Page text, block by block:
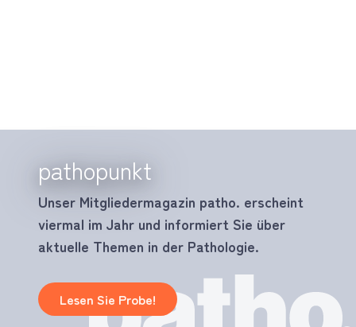
pathopunkt
Unser Mitgliedermagazin patho. erscheint
viermal im Jahr und informiert Sie über
aktuelle Themen in der Pathologie.
Lesen Sie Probe!